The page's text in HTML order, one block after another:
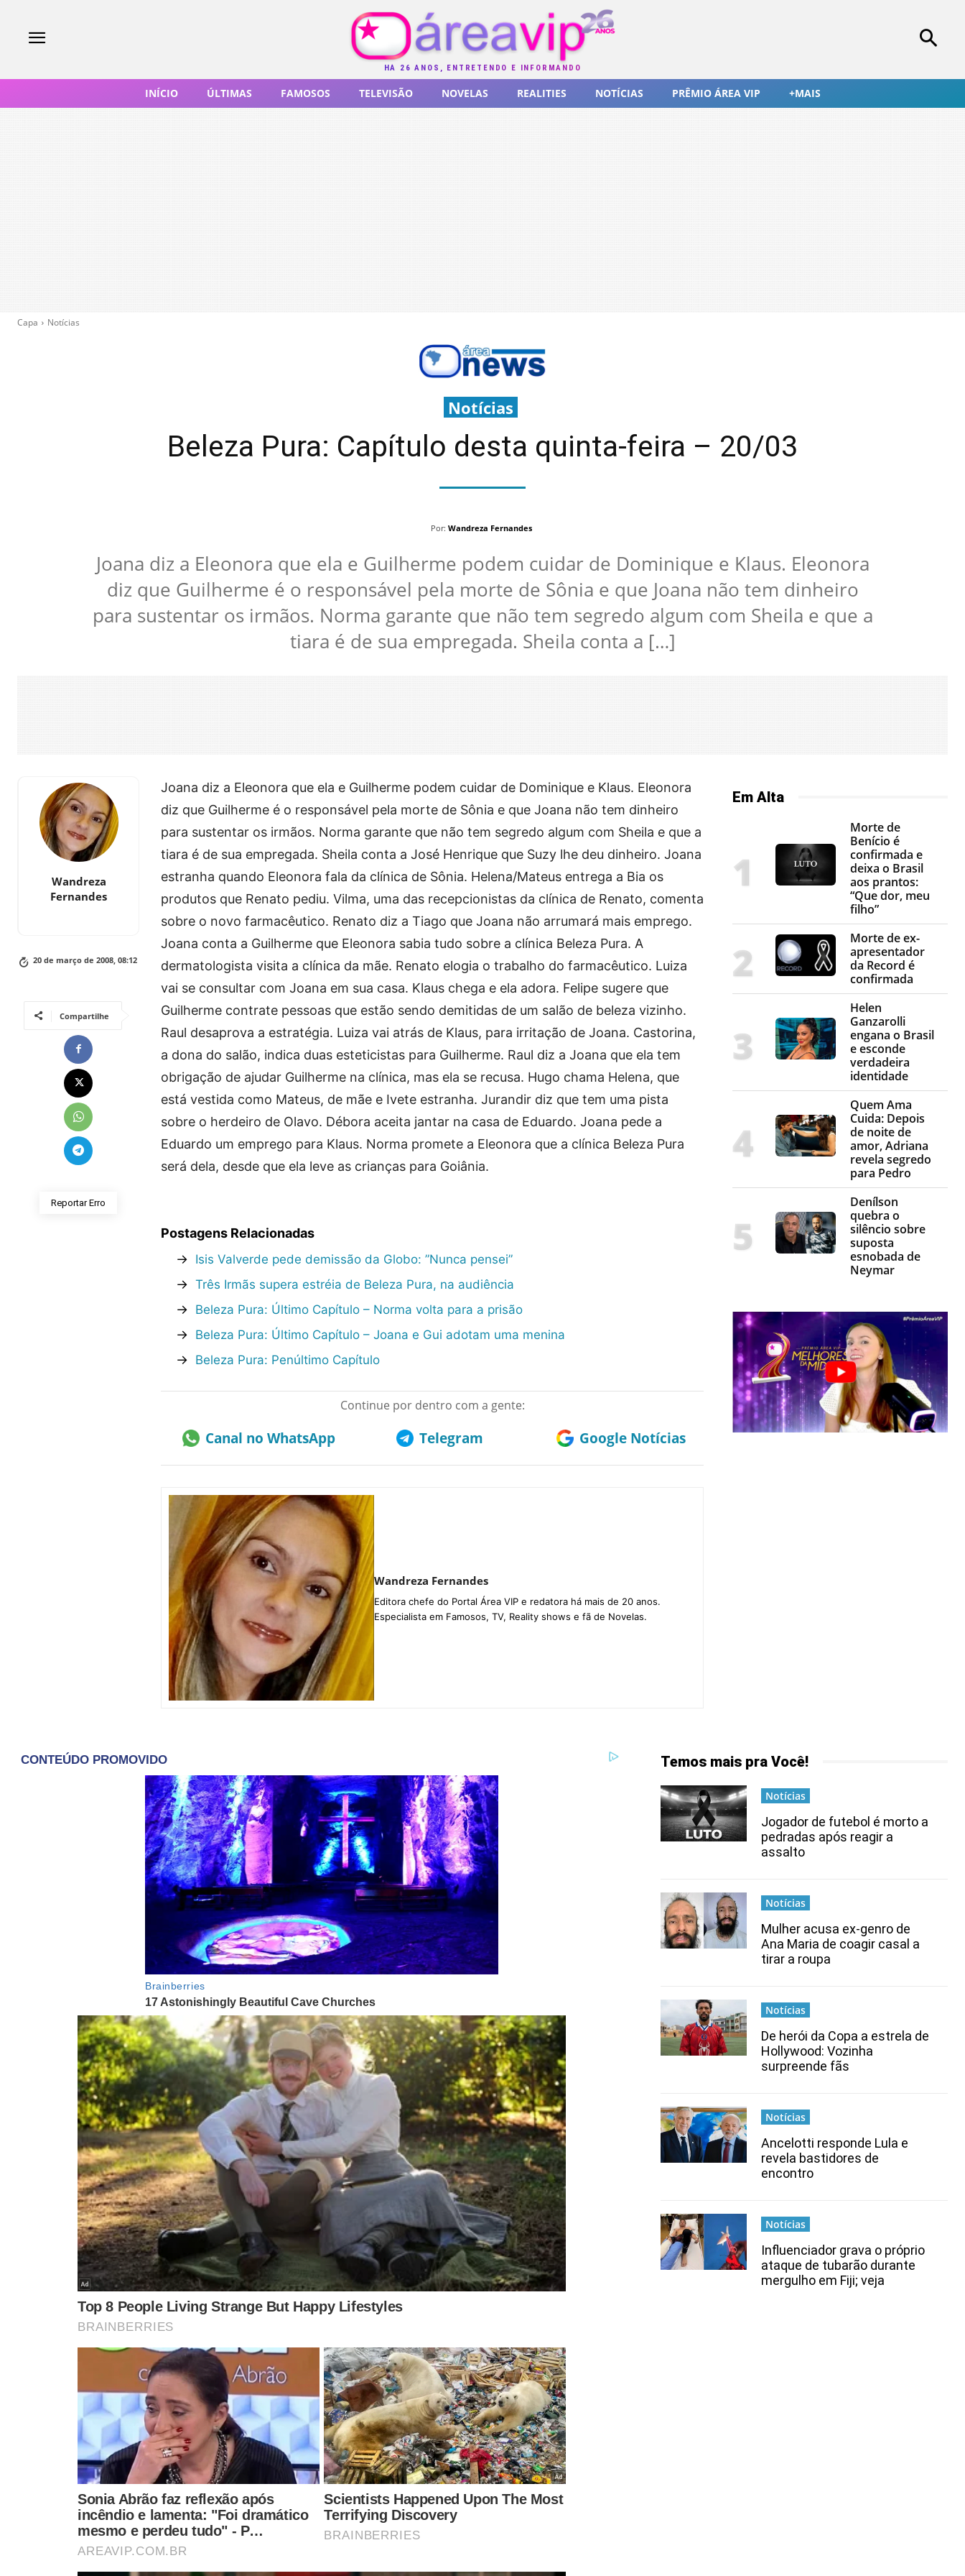
HÁ 26 ANOS, ENTRETENDO E INFORMANDO
INÍCIO ÚLTIMAS FAMOSOS TELEVISÃO NOVELAS REALITIES NOTÍCIAS PRÊMIO ÁREA VIP +MAIS
Capa Notícias
Notícias
Beleza Pura: Capítulo desta quinta-feira – 20/03
Por: Wandreza Fernandes
Joana diz a Eleonora que ela e Guilherme podem cuidar de Dominique e Klaus. Eleonora
diz que Guilherme é o responsável pela morte de Sônia e que Joana não tem dinheiro
para sustentar os irmãos. Norma garante que não tem segredo algum com Sheila e que a
tiara é de sua empregada. Sheila conta a […]
Wandreza
Fernandes
20 de março de 2008, 08:12
Compartilhe
Reportar Erro
Joana diz a Eleonora que ela e Guilherme podem cuidar de Dominique e Klaus. Eleonora
diz que Guilherme é o responsável pela morte de Sônia e que Joana não tem dinheiro
para sustentar os irmãos. Norma garante que não tem segredo algum com Sheila e que a
tiara é de sua empregada. Sheila conta a José Henrique que Suzy lhe deu dinheiro. Joana
estranha quando Eleonora fala da clínica de Sônia. Helena/Mateus entrega a Bia os
produtos que Renato pediu. Vilma, uma das recepcionistas da clínica de Renato, comenta
sobre o novo farmacêutico. Renato diz a Tiago que Joana não arrumará mais emprego.
Joana conta a Guilherme que Eleonora sabia tudo sobre a clínica Beleza Pura. A
dermatologista visita a clínica da mãe. Renato elogia o trabalho do farmacêutico. Luiza
vai se consultar com Joana em sua casa. Klaus chega e ela adora. Felipe sugere que
Guilherme contrate pessoas que estão sendo demitidas de um salão de beleza vizinho.
Raul desaprova a estratégia. Luiza vai atrás de Klaus, para irritação de Joana. Castorina,
a dona do salão, indica duas esteticistas para Guilherme. Raul diz a Joana que ela tem
obrigação de ajudar Guilherme na clínica, mas ela se recusa. Hugo chama Helena, que
está vestida como Mateus, de mãe e Ivete estranha. Jurandir diz que tem uma pista
sobre o herdeiro de Olavo. Débora aceita jantar na casa de Eduardo. Joana pede a
Eduardo um emprego para Klaus. Norma promete a Eleonora que a clínica Beleza Pura
será dela, desde que ela leve as crianças para Goiânia.
Postagens Relacionadas
→ Isis Valverde pede demissão da Globo: ”Nunca pensei”
→ Três Irmãs supera estréia de Beleza Pura, na audiência
→ Beleza Pura: Último Capítulo – Norma volta para a prisão
→ Beleza Pura: Último Capítulo – Joana e Gui adotam uma menina
→ Beleza Pura: Penúltimo Capítulo
Continue por dentro com a gente:
Canal no WhatsApp Telegram Google Notícias
Wandreza Fernandes
Editora chefe do Portal Área VIP e redatora há mais de 20 anos.
Especialista em Famosos, TV, Reality shows e fã de Novelas.
Em Alta
Morte de
Benício é
confirmada e
deixa o Brasil
aos prantos:
“Que dor, meu
filho”
Morte de ex-
apresentador
da Record é
confirmada
Helen
Ganzarolli
engana o Brasil
e esconde
verdadeira
identidade
Quem Ama
Cuida: Depois
de noite de
amor, Adriana
revela segredo
para Pedro
Denílson
quebra o
silêncio sobre
suposta
esnobada de
Neymar
Temos mais pra Você!
Notícias
Jogador de futebol é morto a
pedradas após reagir a
assalto
Notícias
Mulher acusa ex-genro de
Ana Maria de coagir casal a
tirar a roupa
Notícias
De herói da Copa a estrela de
Hollywood: Vozinha
surpreende fãs
Notícias
Ancelotti responde Lula e
revela bastidores de
encontro
Notícias
Influenciador grava o próprio
ataque de tubarão durante
mergulho em Fiji; veja